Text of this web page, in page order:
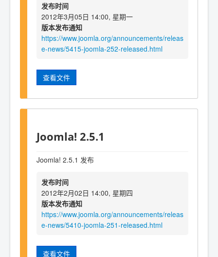
发布时间
2012年3月05日 14:00, 星期一
版本发布通知
https://www.joomla.org/announcements/releas
e-news/5415-joomla-252-released.html
查看文件
Joomla! 2.5.1
Joomla! 2.5.1 发布
发布时间
2012年2月02日 14:00, 星期四
版本发布通知
https://www.joomla.org/announcements/releas
e-news/5410-joomla-251-released.html
查看文件